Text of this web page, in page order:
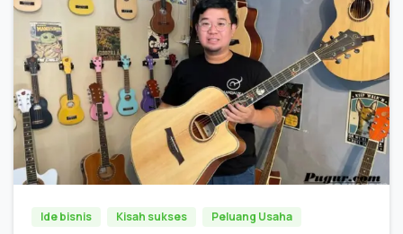
0
Ide bisnis Kisah sukses Peluang Usaha